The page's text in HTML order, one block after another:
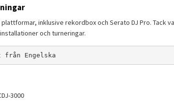
inklusive rekordbox och Serato DJ Pro. Tack
och turneringar.
från Engelska
3000